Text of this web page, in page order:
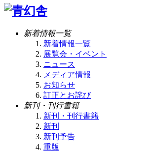
新着情報一覧
新着情報一覧
展覧会・イベント
ニュース
メディア情報
お知らせ
訂正とお詫び
新刊・刊行書籍
新刊・刊行書籍
新刊
新刊予告
重版